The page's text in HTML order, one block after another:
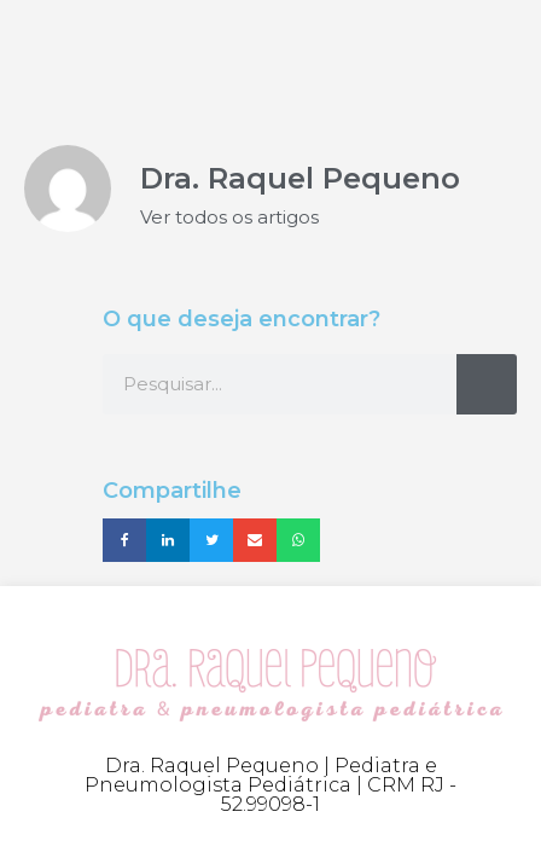
Dra. Raquel Pequeno
Ver todos os artigos
O que deseja encontrar?
Compartilhe
Dra. Raquel Pequeno | Pediatra e
Pneumologista Pediátrica | CRM RJ -
52.99098-1